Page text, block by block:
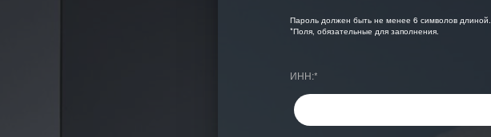
Пароль должен быть не менее 6 символов длиной.
*Поля, обязательные для заполнения.
ИНН:*